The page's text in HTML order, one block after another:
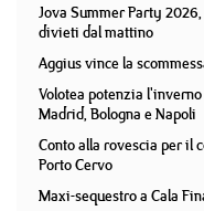
Jova Summer Party
divieti dal mattino
Aggius vince la
Volotea potenzia
Madrid, Bologna e Napoli
Conto alla rovescia per il
Porto Cervo
Maxi-sequestro a Cala